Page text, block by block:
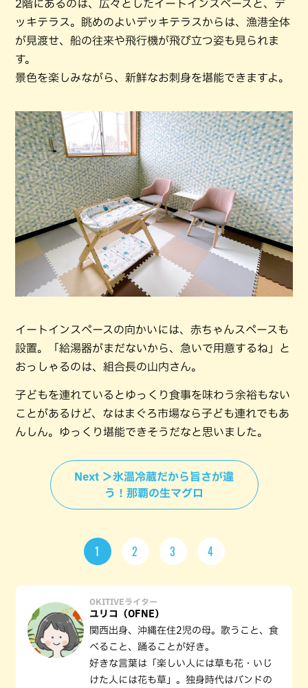
2階にあるのは、広々としたイートインスペースと、デ
ッキテラス。眺めのよいデッキテラスからは、漁港全体
が見渡せ、船の往来や飛行機が飛び立つ姿も見られま
す。
景色を楽しみながら、新鮮なお刺身を堪能できますよ。
イートインスペースの向かいには、赤ちゃんスペースも
設置。「給湯器がまだないから、急いで用意するね」と
おっしゃるのは、組合長の山内さん。
子どもを連れているとゆっくり食事を味わう余裕もない
ことがあるけど、なはまぐろ市場なら子ども連れでもあ
んしん。ゆっくり堪能できそうだなと思いました。
Next ＞氷温冷蔵だから旨さが違
う！那覇の生マグロ
1 2 3 4
OKITIVEライター
ユリコ（OFNE）
関西出身、沖縄在住2児の母。歌うこと、食
べること、踊ることが好き。
好きな言葉は「楽しい人には草も花・いじ
けた人には花も草」。独身時代はバンドの